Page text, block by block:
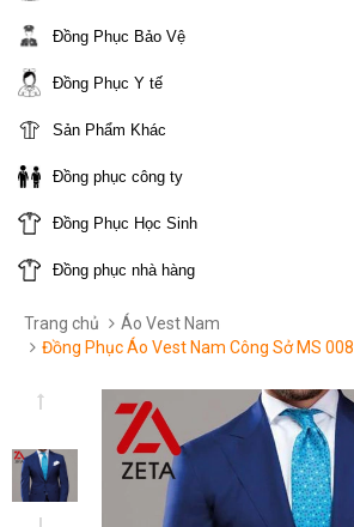
Đồng Phục Bảo Vệ
Đồng Phục Y tế
Sản Phẩm Khác
Đồng phục công ty
Đồng Phục Học Sinh
Đồng phục nhà hàng
Trang chủ
Áo Vest Nam
Đồng Phục Áo Vest Nam Công Sở MS 008